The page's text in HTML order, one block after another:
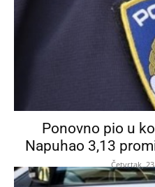
Ponovno pio u
Napuhao 3,13
Četvrtak,